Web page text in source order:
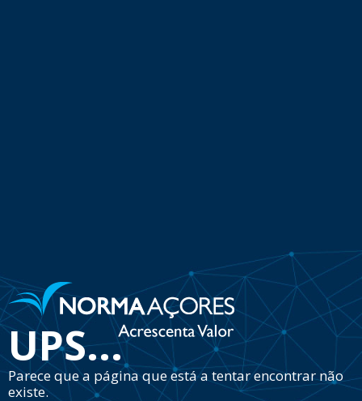
UPS...
Parece que a página que está a tentar encontrar não
existe.